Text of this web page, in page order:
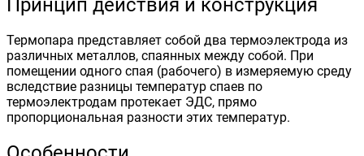
Принцип действия и конструкция
Термопара представляет собой два термоэлектрода из
различных металлов, спаянных между собой. При
помещении одного спая (рабочего) в измеряемую среду
вследствие разницы температур спаев по
термоэлектродам протекает ЭДС, прямо
пропорциональная разности этих температур.